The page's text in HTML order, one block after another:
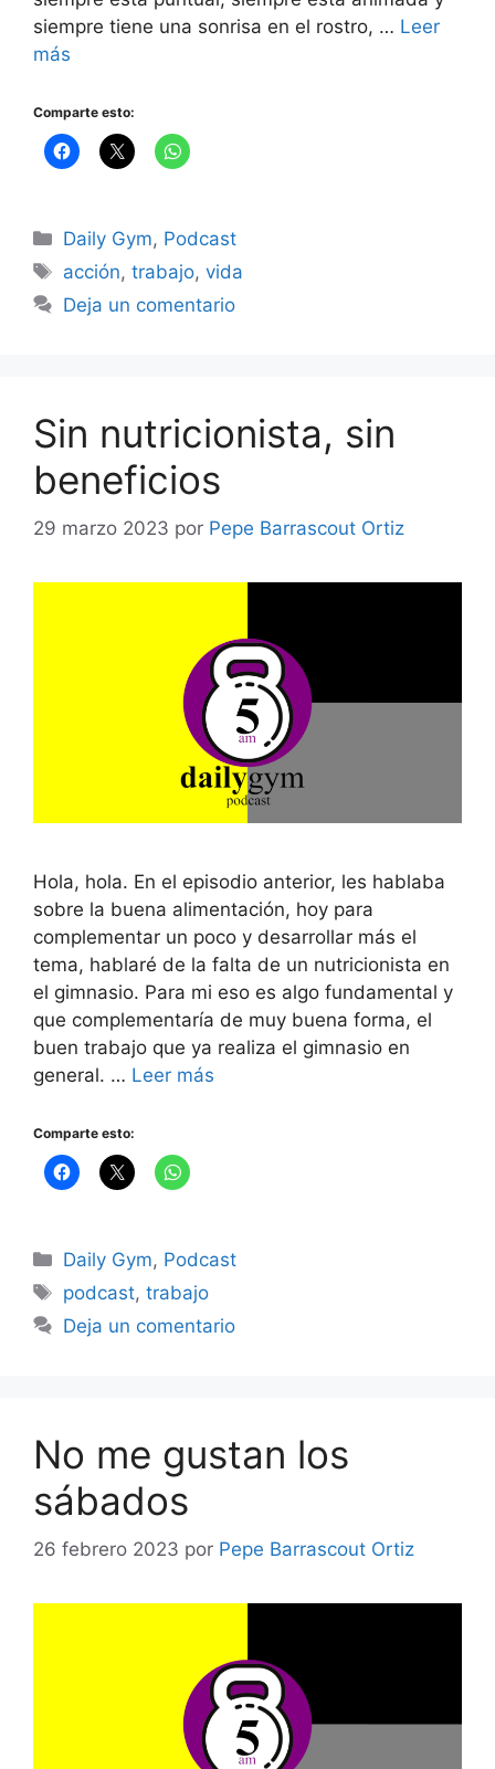
siempre tiene una sonrisa en el rostro, … Leer
más
Comparte esto:
Categorías
Daily Gym, Podcast
Etiquetas
acción,trabajo,vida
Deja un comentario
Sin nutricionista, sin
beneficios
29 marzo 2023 por Pepe Barrascout Ortiz
Hola, hola. En el episodio anterior, les hablaba
sobre la buena alimentación, hoy para
complementar un poco y desarrollar más el
tema, hablaré de la falta de un nutricionista en
el gimnasio. Para mi eso es algo fundamental y
que complementaría de muy buena forma, el
buen trabajo que ya realiza el gimnasio en
general. … Leer más
Comparte esto:
Categorías
Daily Gym, Podcast
Etiquetas
podcast,trabajo
Deja un comentario
No me gustan los
sábados
26 febrero 2023 por Pepe Barrascout Ortiz